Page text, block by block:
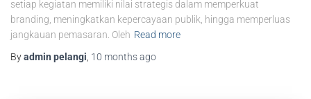
setiap kegiatan memiliki nilai strategis dalam memperkuat
branding, meningkatkan kepercayaan publik, hingga memperluas
jangkauan pemasaran. Oleh Read more
Byadmin pelangi 10 monthsago